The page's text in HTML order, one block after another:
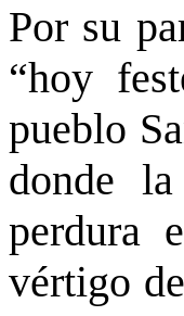
Por su
“hoy
pueblo
donde
perdura
vértigo